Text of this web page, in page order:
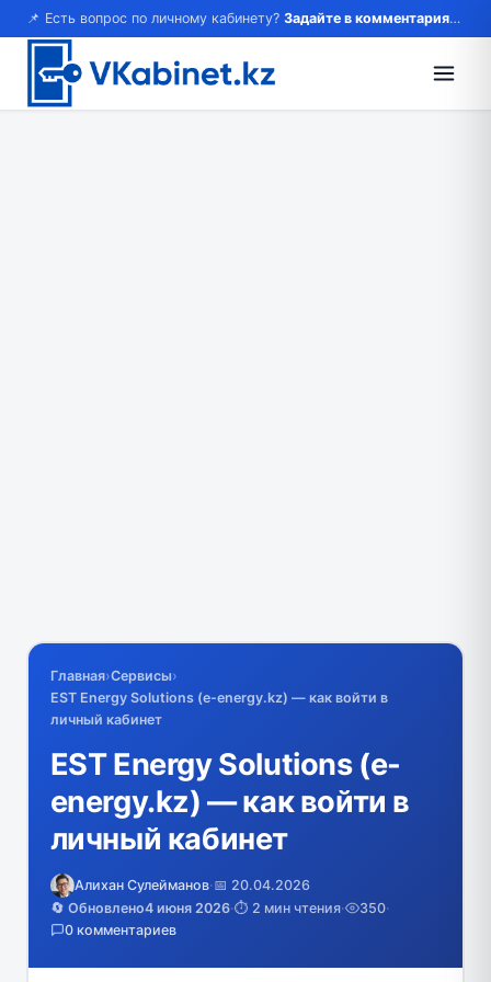
📌 Есть вопрос по личному кабинету? Задайте в комментариях — ответим!
Главная›Сервисы›
EST Energy Solutions (e-energy.kz) — как войти в
личный кабинет
EST Energy Solutions (e-
energy.kz) — как войти в
личный кабинет
Алихан Сулейманов·📅 20.04.2026
🔄 Обновлено4 июня 2026·⏱️ 2 мин чтения· 350·
0 комментариев